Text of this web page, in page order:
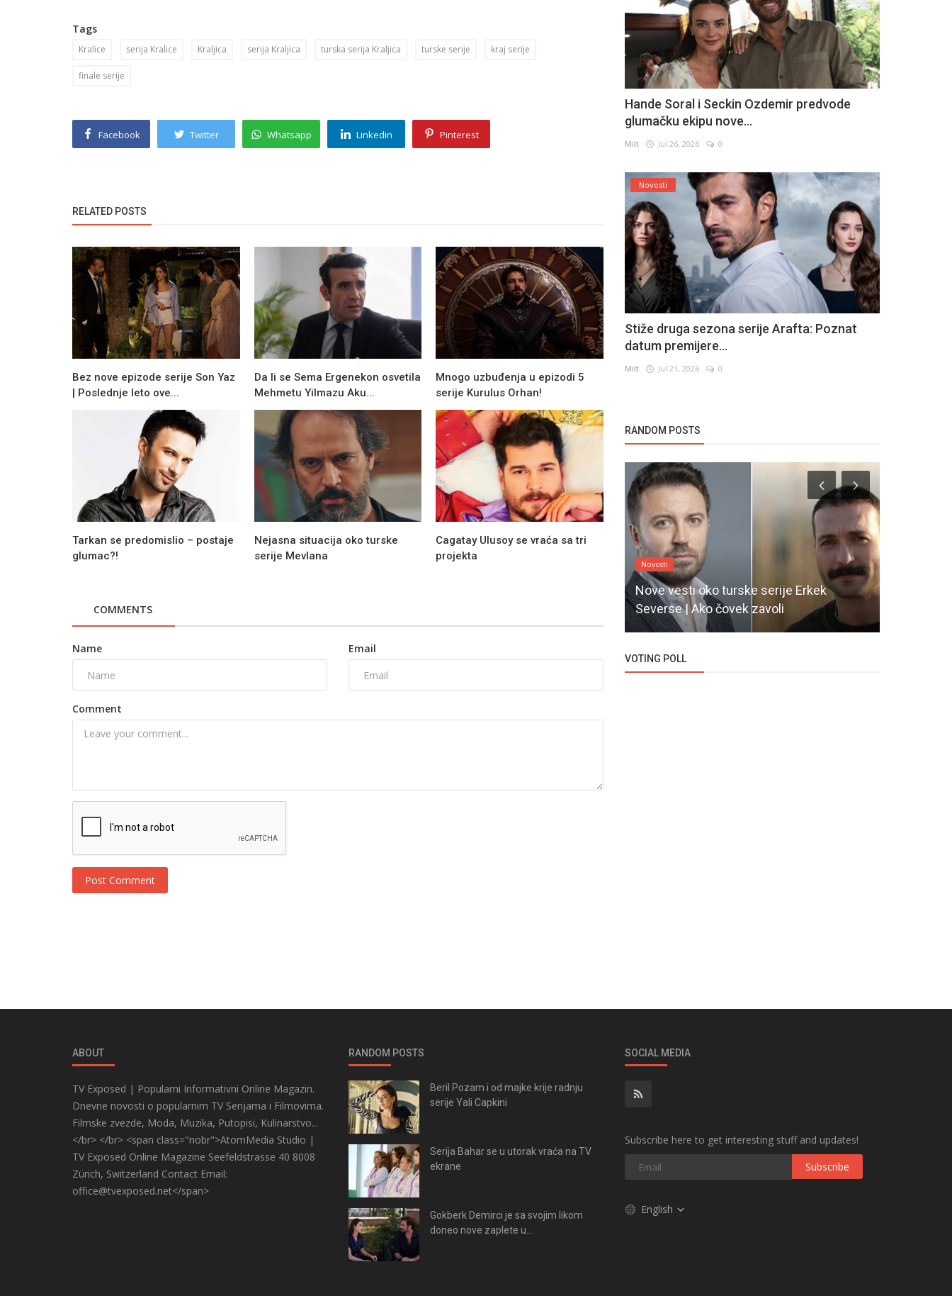
Tags
Kralice serija Kralice Kraljica serija Kraljica turska serija Kraljica turske serije kraj serije
finale serije
Facebook Twitter Whatsapp Linkedin Pinterest
RELATED POSTS
Bez nove epizode serije Son Yaz
| Poslednje leto ove...
Da li se Sema Ergenekon osvetila
Mehmetu Yilmazu Aku...
Mnogo uzbuđenja u epizodi 5
serije Kurulus Orhan!
Tarkan se predomislio – postaje
glumac?!
Nejasna situacija oko turske
serije Mevlana
Cagatay Ulusoy se vraća sa tri
projekta
COMMENTS
Name Email
Comment
Post Comment
Hande Soral i Seckin Ozdemir predvode
glumačku ekipu nove...
Milt Jul 26, 2026 0
Novosti
Stiže druga sezona serije Arafta: Poznat
datum premijere...
Milt Jul 21, 2026 0
RANDOM POSTS
megapixela?!
Novosti
Nove vesti oko turske serije Erkek
Severse | Ako čovek zavoli
VOTING POLL
ABOUT
TV Exposed | Popularni Informativni Online Magazin.
Dnevne novosti o popularnim TV Serijama i Filmovima.
Filmske zvezde, Moda, Muzika, Putopisi, Kulinarstvo...
</br> </br> <span class="nobr">AtomMedia Studio |
TV Exposed Online Magazine Seefeldstrasse 40 8008
Zürich, Switzerland Contact Email:
office@tvexposed.net</span>
RANDOM POSTS
Beril Pozam i od majke krije radnju
serije Yali Capkini
Serija Bahar se u utorak vraća na TV
ekrane
Gokberk Demirci je sa svojim likom
doneo nove zaplete u...
SOCIAL MEDIA
Subscribe here to get interesting stuff and updates!
Subscribe
English